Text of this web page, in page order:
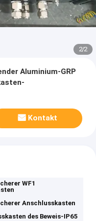
2/2
Aluminium-GRP
Kontakt
WF1
Anschlusskasten
des Beweis-IP65